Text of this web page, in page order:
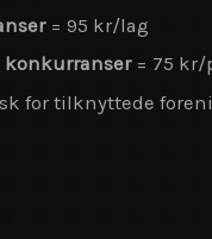
= 95 kr/lag
konkurranser= 75 kr/
for tilknyttede